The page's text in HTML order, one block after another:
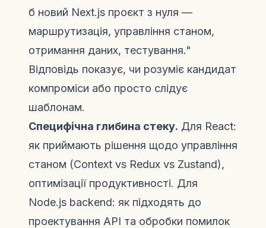
б новий Next.js проєкт з нуля —
маршрутизація, управління станом,
отримання даних, тестування."
Відповідь показує, чи розуміє кандидат
компроміси або просто слідує
шаблонам.
Специфічна глибина стеку. Для React:
як приймають рішення щодо управління
станом (Context vs Redux vs Zustand),
оптимізації продуктивності. Для
Node.js backend: як підходять до
проектування API та обробки помилок